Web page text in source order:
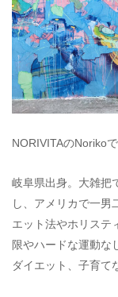
NORIVITAのNorikoで
岐阜県出身。大雑把
し、アメリカで一男
エット法やホリステ
限やハードな運動な
ダイエット、子育て